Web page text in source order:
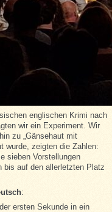
englischen Krimi nach
wir ein Experiment. Wir
zu „Gänsehaut mit
wurde, zeigten die Zahlen:
sieben Vorstellungen
bis auf den allerletzten Platz
:
ersten Sekunde in ein